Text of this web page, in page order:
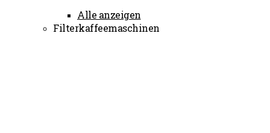
Alle anzeigen
Filterkaffeemaschinen